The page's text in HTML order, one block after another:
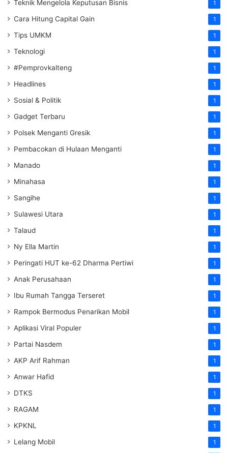
Teknik Mengelola Keputusan Bisnis 1
Cara Hitung Capital Gain 1
Tips UMKM 1
Teknologi 1
#Pemprovkalteng 1
Headlines 1
Sosial & Politik 1
Gadget Terbaru 1
Polsek Menganti Gresik 1
Pembacokan di Hulaan Menganti 1
Manado 1
Minahasa 1
Sangihe 1
Sulawesi Utara 1
Talaud 1
Ny Ella Martin 1
Peringati HUT ke-62 Dharma Pertiwi 1
Anak Perusahaan 1
Ibu Rumah Tangga Terseret 1
Rampok Bermodus Penarikan Mobil 1
Aplikasi Viral Populer 1
Partai Nasdem 1
AKP Arif Rahman 1
Anwar Hafid 1
DTKS 1
RAGAM 1
KPKNL 1
Lelang Mobil 1